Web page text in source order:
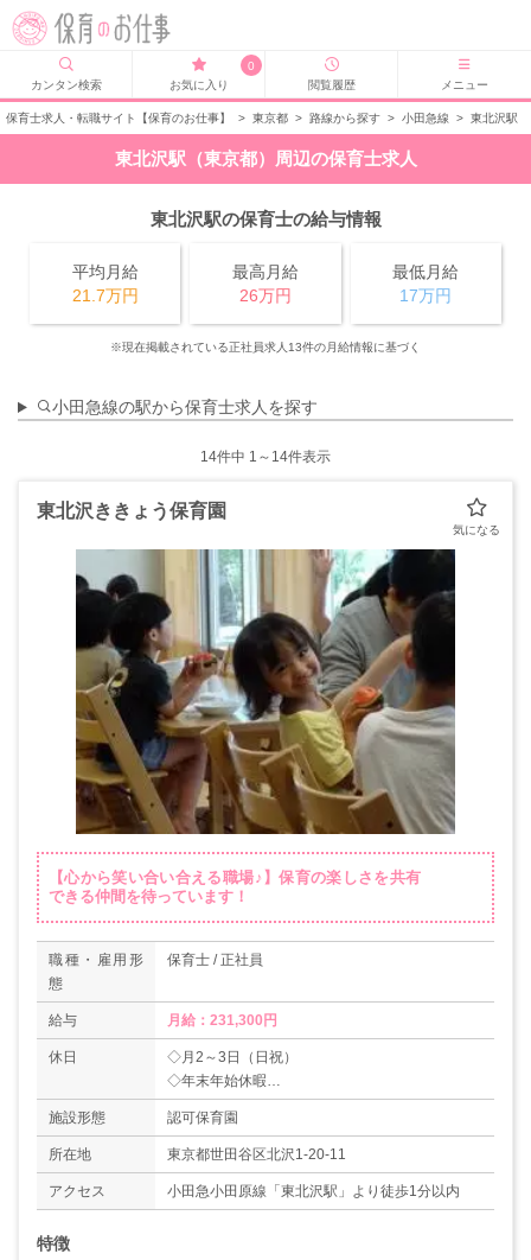
カンタン検索
0
お気に入り
閲覧履歴 メニュー
保育士求人・転職サイト【保育のお仕事】 > 東京都 > 路線から探す > 小田急線 > 東北沢駅
東北沢駅（東京都）周辺の保育士求人
東北沢駅の保育士の給与情報
平均月給
21.7万円
最高月給
26万円
最低月給
17万円
※現在掲載されている正社員求人13件の月給情報に基づく
小田急線の駅から保育士求人を探す
14件中 1～14件表示
東北沢ききょう保育園
【心から笑い合い合える職場♪】保育の楽しさを共有
できる仲間を待っています！
職種・雇用形
態
保育士 / 正社員
給与 月給：231,300円
休日
◇月2～3日（日祝）
◇年末年始休暇
◇夏季休暇
◇産休取得実績あり
◇育休取得実績あり
施設形態 認可保育園
所在地 東京都世田谷区北沢1-20-11
アクセス 小田急小田原線「東北沢駅」より徒歩1分以内
特徴